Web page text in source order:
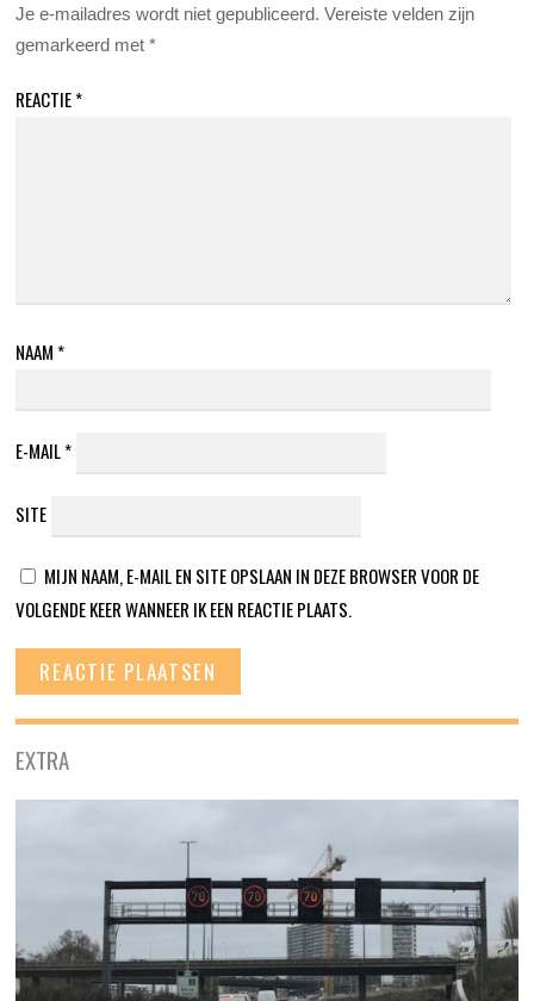
Je e-mailadres wordt niet gepubliceerd. Vereiste velden zijn
gemarkeerd met*
REACTIE*
NAAM *
E-MAIL*
SITE
MIJN NAAM, E-MAIL EN SITE OPSLAAN IN DEZE BROWSER VOOR DE
VOLGENDE KEER WANNEER IK EEN REACTIE PLAATS.
EXTRA